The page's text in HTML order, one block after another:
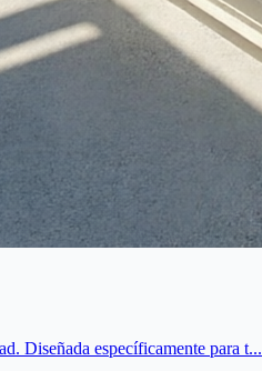
Diseñada específicamente para t...